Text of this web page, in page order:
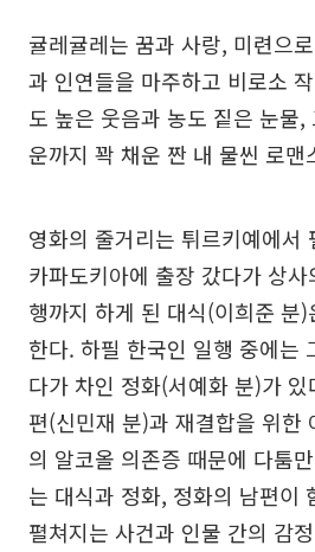
귤레귤레는 꿈과 사랑, 미련으
과 인연들을 마주하고 비로소
도 높은 웃음과 농도 짙은 눈물,
운까지 꽉 채운 짠 내 물씬 로맨
영화의 줄거리는 튀르키예에서
카파도키아에 출장 갔다가 상
행까지 하게 된 대식(이희준 분
한다. 하필 한국인 일행 중에는
다가 차인 정화(서예화 분)가
편(신민재 분)과 재결합을 위한
의 알코올 의존증 때문에 다툼
는 대식과 정화, 정화의 남편이
펼쳐지는 사건과 인물 간의 감